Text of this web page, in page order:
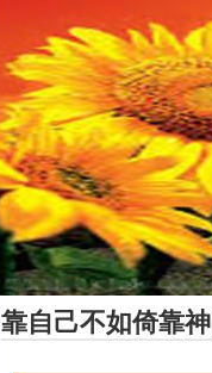
靠自己不如倚靠